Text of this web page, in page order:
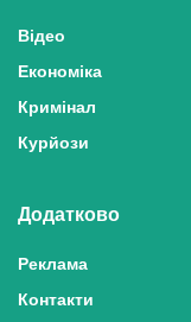
Відео
Економіка
Кримінал
Курйози
Додатково
Реклама
Контакти